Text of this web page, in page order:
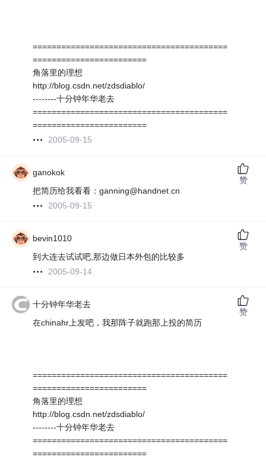
=========================================
========================
角落里的理想
http://blog.csdn.net/zdsdiablo/
--------十分钟年华老去
=========================================
========================
2005-09-15
ganokok
把简历给我看看：ganning@handnet.cn
2005-09-15
赞
bevin1010
到大连去试试吧,那边做日本外包的比较多
2005-09-14
赞
十分钟年华老去
在chinahr上发吧，我那阵子就跑那上投的简历
=========================================
========================
角落里的理想
http://blog.csdn.net/zdsdiablo/
--------十分钟年华老去
=========================================
========================
赞